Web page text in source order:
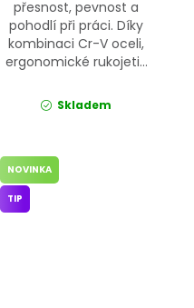
přesnost, pevnost a
pohodlí při práci. Díky
kombinaci Cr-V oceli,
ergonomické rukojeti...
Skladem
NOVINKA
TIP